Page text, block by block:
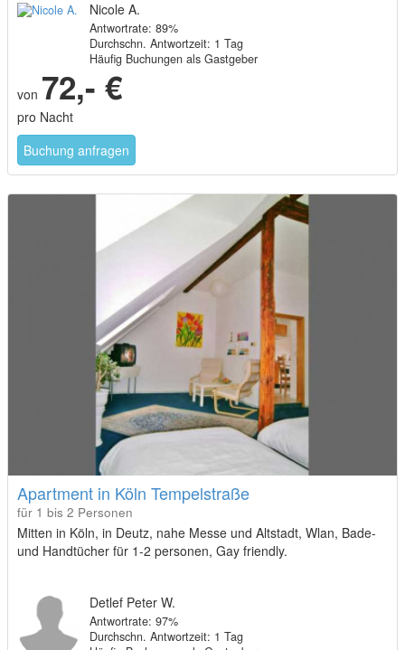
Nicole A.
Antwortrate: 89%
Durchschn. Antwortzeit: 1 Tag
Häufig Buchungen als Gastgeber
von 72,- €
pro Nacht
Buchung anfragen
Apartment in Köln Tempelstraße
für 1 bis 2 Personen
Mitten in Köln, in Deutz, nahe Messe und Altstadt, Wlan, Bade-
und Handtücher für 1-2 personen, Gay friendly.
Detlef Peter W.
Antwortrate: 97%
Durchschn. Antwortzeit: 1 Tag